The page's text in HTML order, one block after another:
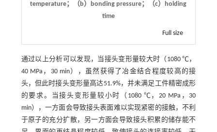
temperature；（b）bonding pressure；（c）holding
time
Full size
通过以上分析可以发现，当接头变形量较大时（1080 ℃，
40 MPa，30 min），虽然获得了冶金结合程度较高的接
头，但此时接头变形量高达51.9%，并未满足工件精密成形
的要求。当接头变形量较小时（1080 ℃，20 MPa，30
min），一方面会导致接头表面难以实现紧密的接触，不利
于原子的充分扩散，另一方面会导致接头积累的储存能不